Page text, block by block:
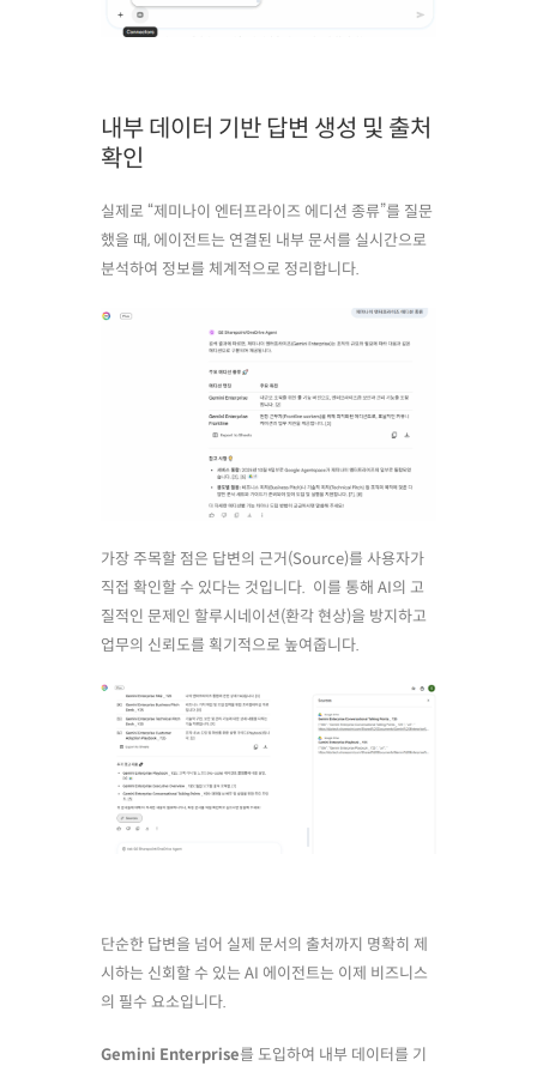
내부 데이터 기반 답변 생성 및 출처
확인
실제로 “제미나이 엔터프라이즈 에디션 종류”를 질문
했을 때, 에이전트는 연결된 내부 문서를 실시간으로
분석하여 정보를 체계적으로 정리합니다.
가장 주목할 점은 답변의 근거(Source)를 사용자가
직접 확인할 수 있다는 것입니다. 이를 통해 AI의 고
질적인 문제인 할루시네이션(환각 현상)을 방지하고
업무의 신뢰도를 획기적으로 높여줍니다.
단순한 답변을 넘어 실제 문서의 출처까지 명확히 제
시하는 신회할 수 있는 AI 에이전트는 이제 비즈니스
의 필수 요소입니다.
Gemini Enterprise를 도입하여 내부 데이터를 기